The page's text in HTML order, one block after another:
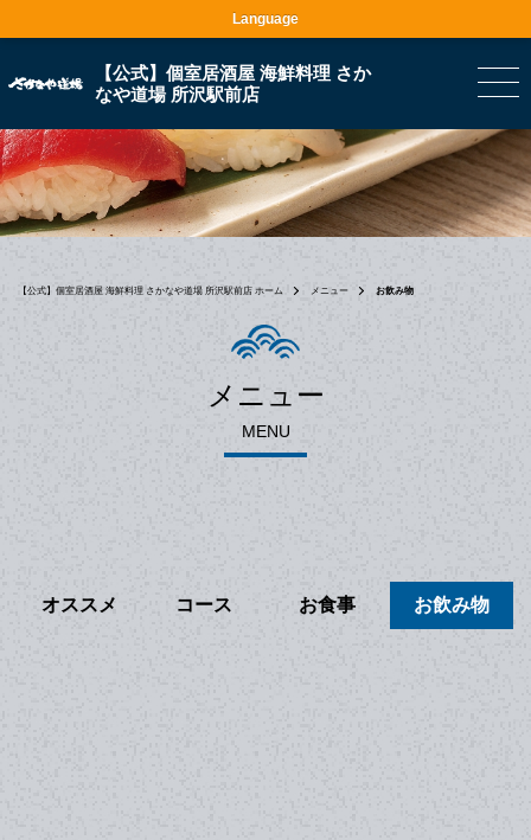
【公式】個室居酒屋 海鮮料理 さか
なや道場 所沢駅前店
【公式】個室居酒屋 海鮮料理 さかなや道場 所沢駅前店 ホーム メニュー お飲み物
メニュー
MENU
オススメ コース お食事 お飲み物
Language